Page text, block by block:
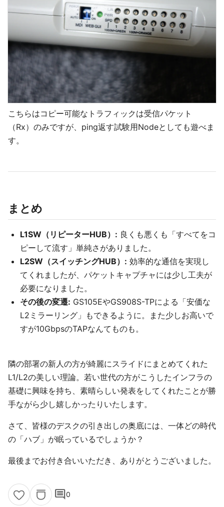
こちらはコピー可能なトラフィックは受信パケット
（Rx）のみですが、ping返す試験用Nodeとしても遊べま
す。
まとめ
L1SW（リピーターHUB）: 良くも悪くも「すべてをコ
ピーして流す」単純さがありました。
L2SW（スイッチングHUB）: 効率的な通信を実現し
てくれましたが、パケットキャプチャには少し工夫が
必要になりました。
その後の変遷: GS105EやGS908S-TPによる「安価な
L2ミラーリング」もできるように。また少しお高いで
すが10GbpsのTAPなんてものも。
隣の部署の新人の方が綺麗にスライドにまとめてくれた
L1/L2の美しい理論。若い世代の方がこうしたインフラの
基礎に興味を持ち、素晴らしい発表をしてくれたことが勝
手ながら少し嬉しかったりいたします。
さて、皆様のデスクの引き出しの奥底には、一体どの時代
の「ハブ」が眠っているでしょうか？
最後までお付き合いいただき、ありがとうございました。
comment0